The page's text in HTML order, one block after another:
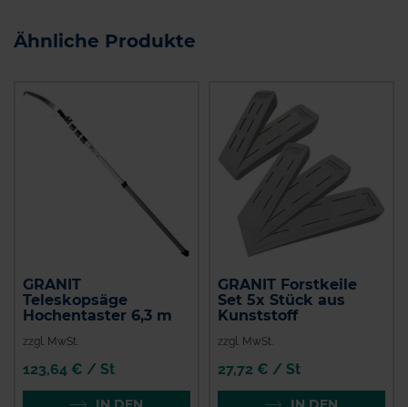
Ähnliche Produkte
GRANIT
Teleskopsäge
Hochentaster 6,3 m
zzgl. MwSt.
123,64 € / St
GRANIT Forstkeile
Set 5x Stück aus
Kunststoff
zzgl. MwSt.
27,72 € / St